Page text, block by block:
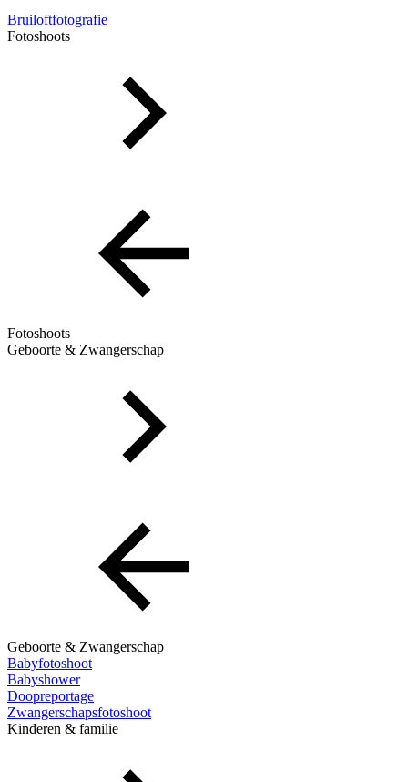
Bruiloftfotografie
Fotoshoots
Fotoshoots
Geboorte & Zwangerschap
Geboorte & Zwangerschap
Babyfotoshoot
Babyshower
Doopreportage
Zwangerschapsfotoshoot
Kinderen & familie